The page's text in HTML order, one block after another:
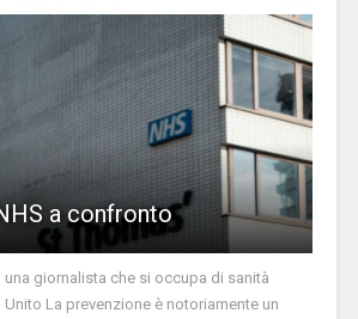
a confronto
giornalista che si occupa di sanità
La prevenzione è notoriamente un